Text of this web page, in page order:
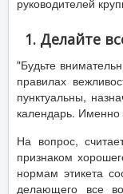
руководителей
1. Делайте
"Будьте
правилах
пунктуальны,
календарь. Именно
На вопрос,
признаком
нормам этикета
делающего все